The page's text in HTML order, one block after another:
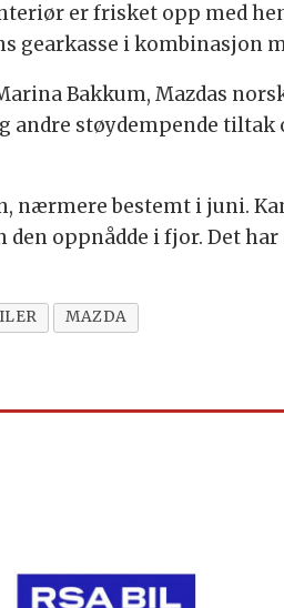
er frisket opp med
gearkasse i kombinasjon
Bakkum, Mazdas
støydempende tiltak
nærmere bestemt i juni.
den oppnådde i fjor. Det
MAZDA